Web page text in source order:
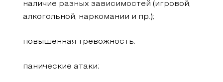
наличие разных зависимостей (игровой,
алкогольной, наркомании и пр.);
повышенная тревожность;
панические атаки;